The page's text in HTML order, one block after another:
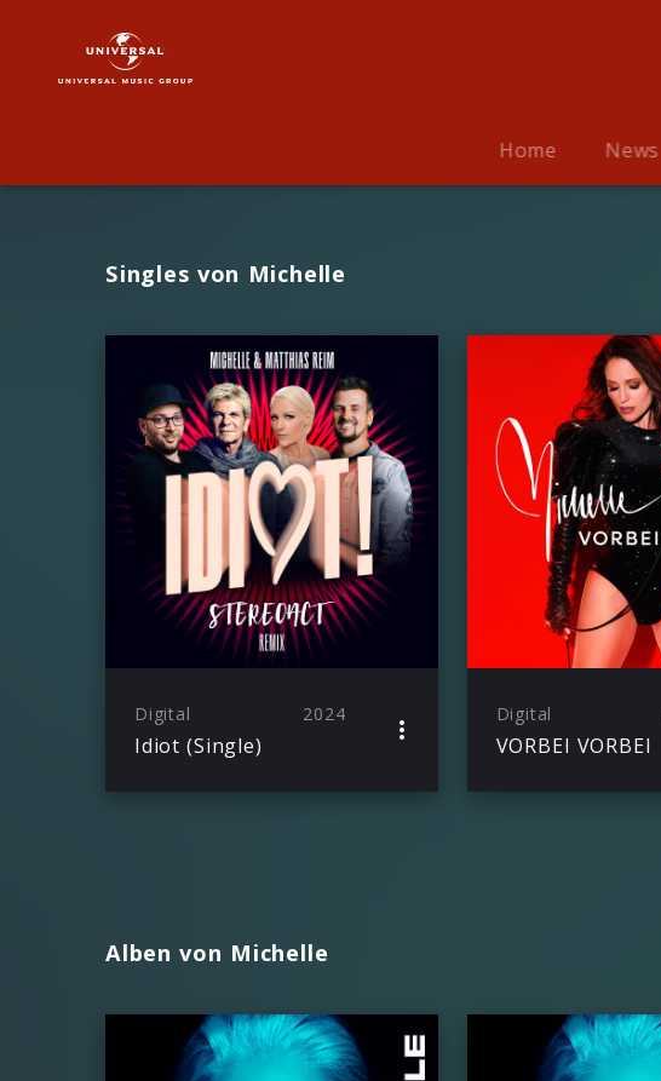
Musik
Home News
Singles von Michelle
Digital 2024
Idiot (Single)
Digital
VORBEI VORBEI
Alben von Michelle